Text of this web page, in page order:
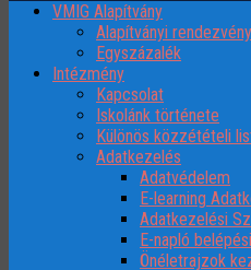
VMIG Alapítvány
Alapítványi
Egyszázalék
Intézmény
Kapcsolat
Iskolánk története
Különös közzétételi
Adatkezelés
Adatvédelem
E-learning
Adatkezelési
E-napló
Önéletrajzok